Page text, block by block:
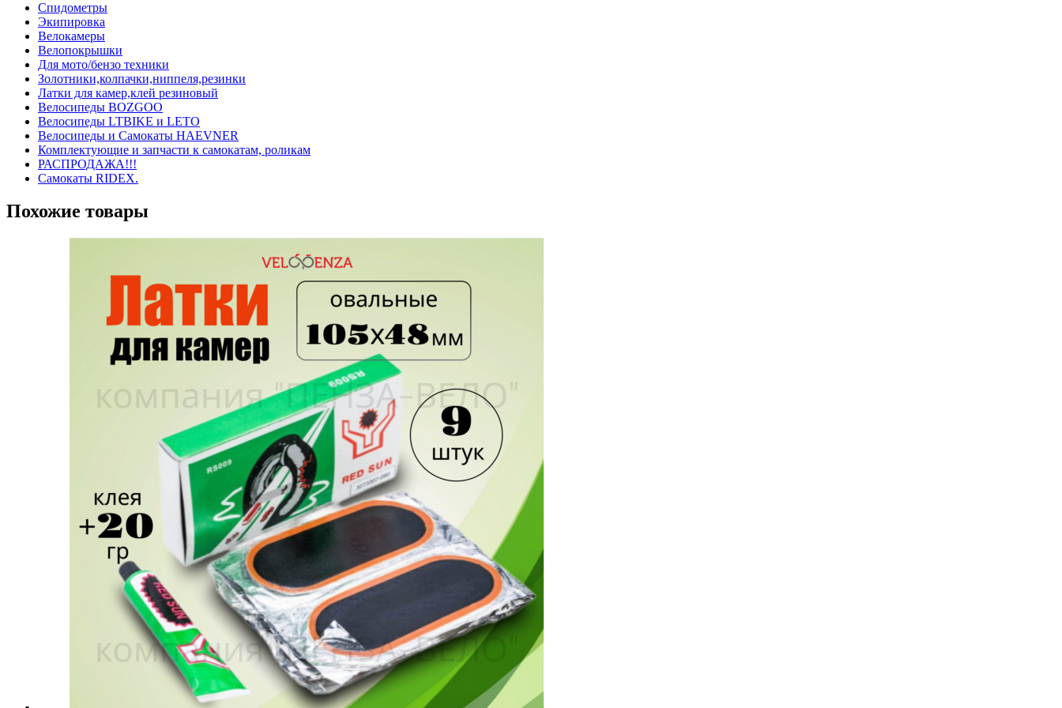
Спидометры
Экипировка
Велокамеры
Велопокрышки
Для мото/бензо техники
Золотники,колпачки,ниппеля,резинки
Латки для камер,клей резиновый
Велосипеды BOZGOO
Велосипеды LTBIKE и LETO
Велосипеды и Самокаты HAEVNER
Комплектующие и запчасти к самокатам, роликам
РАСПРОДАЖА!!!
Самокаты RIDEX.
Похожие товары